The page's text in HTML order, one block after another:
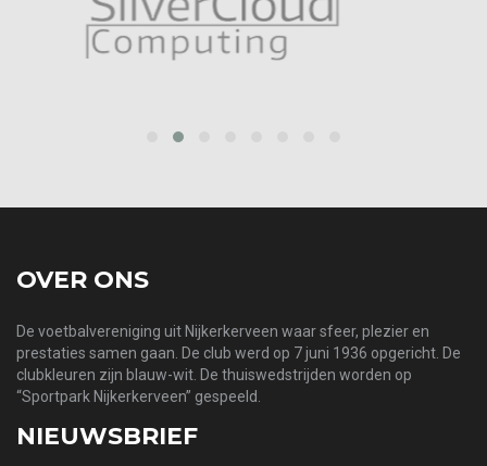
OVER ONS
De voetbalvereniging uit Nijkerkerveen waar sfeer, plezier en
prestaties samen gaan. De club werd op 7 juni 1936 opgericht. De
clubkleuren zijn blauw-wit. De thuiswedstrijden worden op
“Sportpark Nijkerkerveen” gespeeld.
NIEUWSBRIEF